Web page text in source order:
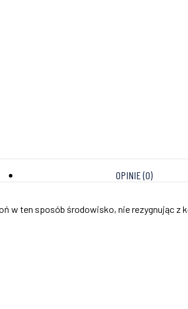
OPINIE (0)
w ten sposób środowisko, nie rezygnując z